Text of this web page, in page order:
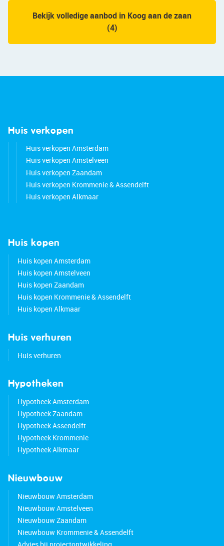
Bekijk volledige aanbod in Koog aan de zaan
(4)
Huis verkopen
Huis verkopen Amsterdam
Huis verkopen Amstelveen
Huis verkopen Zaandam
Huis verkopen Krommenie & Assendelft
Huis verkopen Alkmaar
Huis kopen
Huis kopen Amsterdam
Huis kopen Amstelveen
Huis kopen Zaandam
Huis kopen Krommenie & Assendelft
Huis kopen Alkmaar
Huis verhuren
Huis verhuren
Hypotheken
Hypotheek Amsterdam
Hypotheek Zaandam
Hypotheek Assendelft
Hypotheek Krommenie
Hypotheek Alkmaar
Nieuwbouw
Nieuwbouw Amsterdam
Nieuwbouw Amstelveen
Nieuwbouw Zaandam
Nieuwbouw Krommenie & Assendelft